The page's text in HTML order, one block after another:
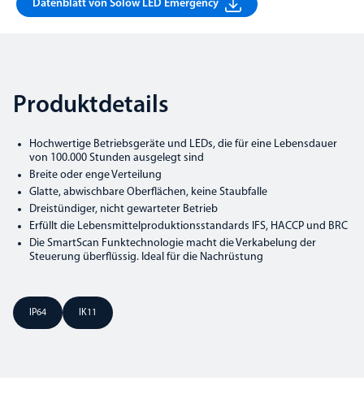
Datenblatt von Solow LED Emergency
Produktdetails
Hochwertige Betriebsgeräte und LEDs, die für eine Lebensdauer
von 100.000 Stunden ausgelegt sind
Breite oder enge Verteilung
Glatte, abwischbare Oberflächen, keine Staubfalle
Dreistündiger, nicht gewarteter Betrieb
Erfüllt die Lebensmittelproduktionsstandards IFS, HACCP und BRC
Die SmartScan Funktechnologie macht die Verkabelung der
Steuerung überflüssig. Ideal für die Nachrüstung
IP64 IK11